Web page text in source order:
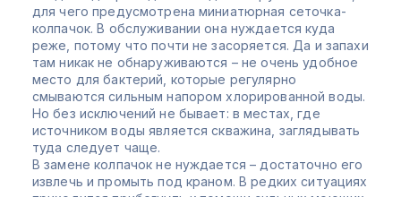
для чего предусмотрена миниатюрная сеточка-
колпачок. В обслуживании она нуждается куда
реже, потому что почти не засоряется. Да и запахи
там никак не обнаруживаются – не очень удобное
место для бактерий, которые регулярно
смываются сильным напором хлорированной воды.
Но без исключений не бывает: в местах, где
источником воды является скважина, заглядывать
туда следует чаще.
В замене колпачок не нуждается – достаточно его
извлечь и промыть под краном. В редких ситуациях